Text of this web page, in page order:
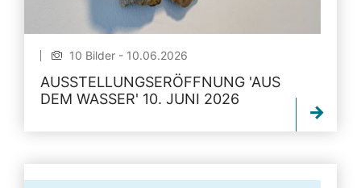
10 Bilder - 10.06.2026
AUSSTELLUNGSERÖFFNUNG 'AUS
DEM WASSER' 10. JUNI 2026